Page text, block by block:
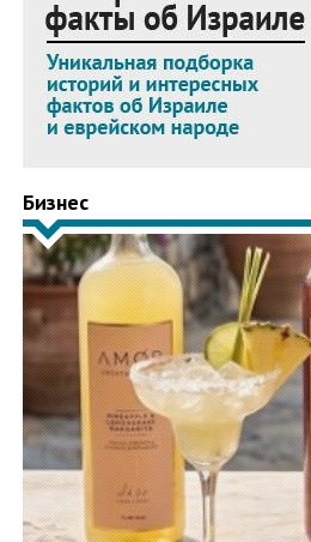
Бизнес